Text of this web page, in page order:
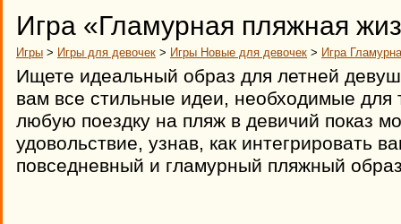
Игра «Гламурная пляжная
Игры > Игры для девочек > Игры Новые для девочек > Игра
Ищете идеальный образ для летней
вам все стильные идеи, необходимые для
любую поездку на пляж в девичий показ
удовольствие, узнав, как интегрировать
повседневный и гламурный пляжный